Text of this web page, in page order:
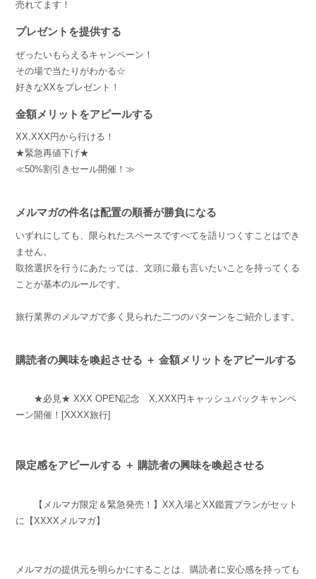
売れてます！
プレゼントを提供する
ぜったいもらえるキャンペーン！
その場で当たりがわかる☆
好きなXXをプレゼント！
金額メリットをアピールする
XX,XXX円から行ける！
★緊急再値下げ★
≪50%割引きセール開催！≫
メルマガの件名は配置の順番が勝負になる
いずれにしても、限られたスペースですべてを語りつくすことはでき
ません。
取捨選択を行うにあたっては、文頭に最も言いたいことを持ってくる
ことが基本のルールです。
旅行業界のメルマガで多く見られた二つのパターンをご紹介します。
購読者の興味を喚起させる ＋ 金額メリットをアピールする
★必見★ XXX OPEN記念 X,XXX円キャッシュバックキャンペ
ーン開催！[XXXX旅行]
限定感をアピールする ＋ 購読者の興味を喚起させる
【メルマガ限定＆緊急発売！】XX入場とXX鑑賞プランがセット
に【XXXXメルマガ】
メルマガの提供元を明らかにすることは、購読者に安心感を持っても